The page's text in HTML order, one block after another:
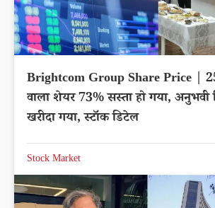
Brightcom Group Share Price |
वाला शेयर 73% सस्ता हो गया, अनुभवी
खरीदा गया, स्टॉक डिटेल
Stock Market